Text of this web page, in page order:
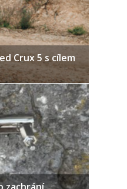
Crux 5 s cílem